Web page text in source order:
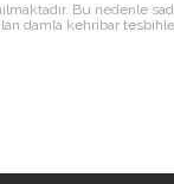
Bu nedenle
damla kehribar